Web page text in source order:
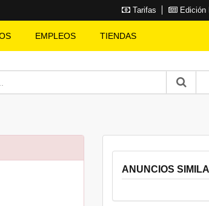
Tarifas Edición
EMPLEOS TIENDAS
ANUNCIOS